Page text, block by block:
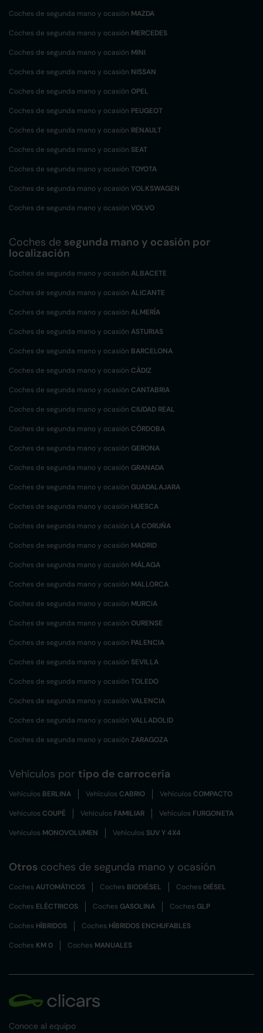
Coches de segunda mano y ocasión MAZDA
Coches de segunda mano y ocasión MERCEDES
Coches de segunda mano y ocasión MINI
Coches de segunda mano y ocasión NISSAN
Coches de segunda mano y ocasión OPEL
Coches de segunda mano y ocasión PEUGEOT
Coches de segunda mano y ocasión RENAULT
Coches de segunda mano y ocasión SEAT
Coches de segunda mano y ocasión TOYOTA
Coches de segunda mano y ocasión VOLKSWAGEN
Coches de segunda mano y ocasión VOLVO
Coches de segunda mano y ocasión por
localización
Coches de segunda mano y ocasión ALBACETE
Coches de segunda mano y ocasión ALICANTE
Coches de segunda mano y ocasión ALMERÍA
Coches de segunda mano y ocasión ASTURIAS
Coches de segunda mano y ocasión BARCELONA
Coches de segunda mano y ocasión CÁDIZ
Coches de segunda mano y ocasión CANTABRIA
Coches de segunda mano y ocasión CIUDAD REAL
Coches de segunda mano y ocasión CÓRDOBA
Coches de segunda mano y ocasión GERONA
Coches de segunda mano y ocasión GRANADA
Coches de segunda mano y ocasión GUADALAJARA
Coches de segunda mano y ocasión HUESCA
Coches de segunda mano y ocasión LA CORUÑA
Coches de segunda mano y ocasión MADRID
Coches de segunda mano y ocasión MÁLAGA
Coches de segunda mano y ocasión MALLORCA
Coches de segunda mano y ocasión MURCIA
Coches de segunda mano y ocasión OURENSE
Coches de segunda mano y ocasión PALENCIA
Coches de segunda mano y ocasión SEVILLA
Coches de segunda mano y ocasión TOLEDO
Coches de segunda mano y ocasión VALENCIA
Coches de segunda mano y ocasión VALLADOLID
Coches de segunda mano y ocasión ZARAGOZA
Vehículos por tipo de carrocería
Vehículos BERLINA VehículosCABRIO VehículosCOMPACTO
VehículosCOUPÉ Vehículos FAMILIAR Vehículos FURGONETA
Vehículos MONOVOLUMEN Vehículos SUV Y 4X4
Otros coches de segunda mano y ocasión
CochesAUTOMÁTICOS Coches BIODIÉSEL Coches DIÉSEL
Coches ELÉCTRICOS CochesGASOLINA CochesGLP
Coches HÍBRIDOS Coches HÍBRIDOS ENCHUFABLES
Coches KM 0 Coches MANUALES
Conoce al equipo